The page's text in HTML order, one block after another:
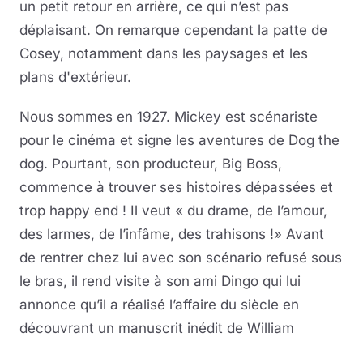
un petit retour en arrière, ce qui n’est pas
déplaisant. On remarque cependant la patte de
Cosey, notamment dans les paysages et les
plans d'extérieur.
Nous sommes en 1927. Mickey est scénariste
pour le cinéma et signe les aventures de Dog the
dog. Pourtant, son producteur, Big Boss,
commence à trouver ses histoires dépassées et
trop happy end ! Il veut « du drame, de l’amour,
des larmes, de l’infâme, des trahisons !» Avant
de rentrer chez lui avec son scénario refusé sous
le bras, il rend visite à son ami Dingo qui lui
annonce qu’il a réalisé l’affaire du siècle en
découvrant un manuscrit inédit de William